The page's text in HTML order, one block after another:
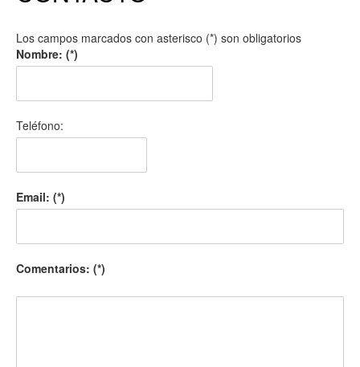
Los campos marcados con asterisco (*) son obligatorios
Nombre: (*)
Teléfono:
Email: (*)
Comentarios: (*)